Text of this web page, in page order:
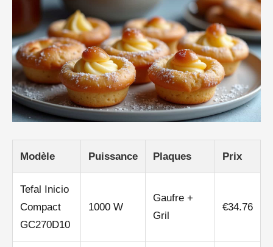
Modèle Puissance Plaques Prix
Tefal Inicio
Compact
GC270D10
1000 W
Gaufre +
Gril
€34.76